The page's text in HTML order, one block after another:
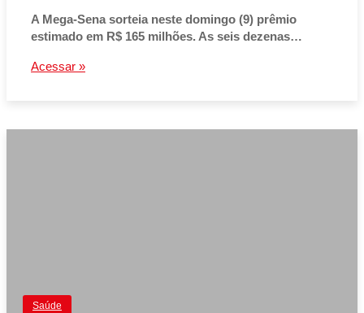
A Mega-Sena sorteia neste domingo (9) prêmio
estimado em R$ 165 milhões. As seis dezenas…
Acessar »
Saúde